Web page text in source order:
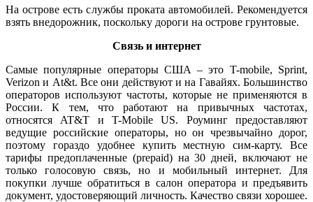
На острове есть службы проката автомобилей. Рекомендуется
взять внедорожник, поскольку дороги на острове грунтовые.
Связь и интернет
Самые популярные операторы США – это T-mobile, Sprint,
Verizon и At&t. Все они действуют и на Гавайях. Большинство
операторов используют частоты, которые не применяются в
России. К тем, что работают на привычных частотах,
относятся AT&T и T-Mobile US. Роуминг предоставляют
ведущие российские операторы, но он чрезвычайно дорог,
поэтому гораздо удобнее купить местную сим-карту. Все
тарифы предоплаченные (prepaid) на 30 дней, включают не
только голосовую связь, но и мобильный интернет. Для
покупки лучше обратиться в салон оператора и предъявить
документ, удостоверяющий личность. Качество связи хорошее.